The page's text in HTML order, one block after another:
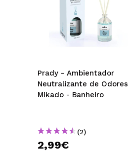
Prady - Ambientador
Neutralizante de Odores
Mikado - Banheiro
(2)
2,99€